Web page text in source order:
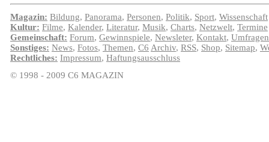
Magazin: Bildung, Panorama, Personen, Politik, Sport, Wissenschaft
Kultur: Filme, Kalender, Literatur, Musik, Charts, Netzwelt, Termine
Gemeinschaft: Forum, Gewinnspiele, Newsleter, Kontakt, Umfragen
Sonstiges: News, Fotos, Themen, C6 Archiv, RSS, Shop, Sitemap,
Rechtliches: Impressum, Haftungsausschluss
© 1998 - 2009 C6 MAGAZIN